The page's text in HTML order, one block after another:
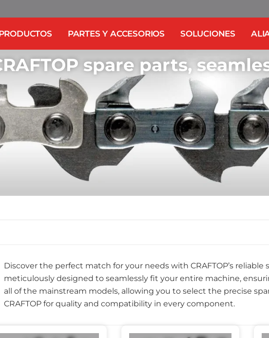
PARTES Y ACCESORIOS SOLUCIONES
spare parts,
Discover the perfect match for your needs with CRAFTOP’s
meticulously designed to seamlessly fit your entire machine,
all of the mainstream models, allowing you to select the precise
CRAFTOP for quality and compatibility in every component.